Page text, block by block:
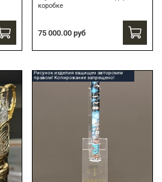
коробке
75 000.00 руб
Рисунок изделия защищен авторским
правом! Копирование запрещено!